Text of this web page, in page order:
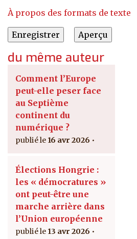
À propos des formats de texte
du même auteur
Comment l’Europe
peut-elle peser face
au Septième
continent du
numérique ?
16 avr 2026
Élections Hongrie :
les « démocratures »
ont peut-être une
marche arrière dans
l’Union européenne
13 avr 2026